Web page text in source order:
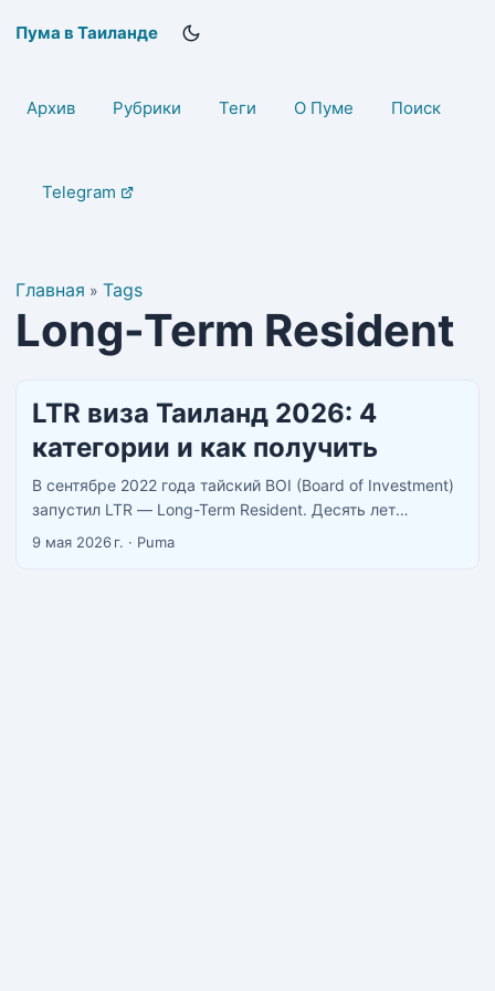
Пума в Таиланде
Архив Рубрики Теги О Пуме Поиск
Telegram
Главная » Tags
Long-Term Resident
LTR виза Таиланд 2026: 4
категории и как получить
В сентябре 2022 года тайский BOI (Board of Investment)
запустил LTR — Long-Term Resident. Десять лет
легального пребывания (5+5) в обмен на соответствие
9 мая 2026 г. · Puma